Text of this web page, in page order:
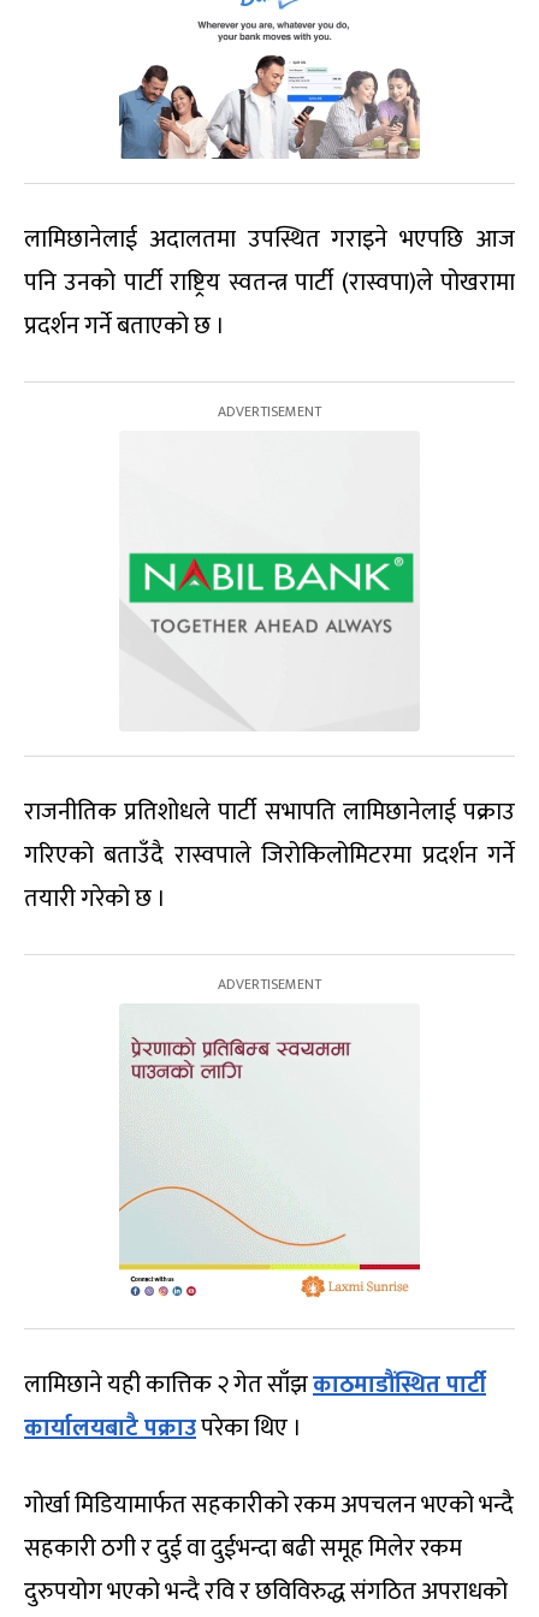
लामिछानेलाई अदालतमा उपस्थित गराइने भएपछि आज
पनि उनको पार्टी राष्ट्रिय स्वतन्त्र पार्टी (रास्वपा)ले पोखरामा
प्रदर्शन गर्ने बताएको छ ।
राजनीतिक प्रतिशोधले पार्टी सभापति लामिछानेलाई पक्राउ
गरिएको बताउँदै रास्वपाले जिरोकिलोमिटरमा प्रदर्शन गर्ने
तयारी गरेको छ ।
लामिछाने यही कात्तिक २ गेत साँझकाठमाडौंस्थित पार्टी
कार्यालयबाटै पक्राउपरेका थिए ।
गोर्खा मिडियामार्फत सहकारीको रकम अपचलन भएको भन्दै
सहकारी ठगी र दुई वा दुईभन्दा बढी समूह मिलेर रकम
दुरुपयोग भएको भन्दै रवि र छविविरुद्ध संगठित अपराधको